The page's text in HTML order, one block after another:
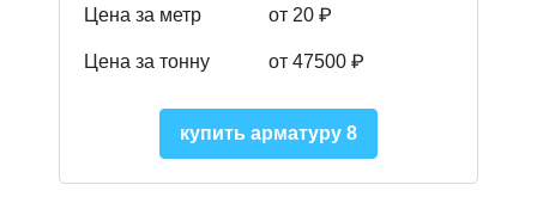
Цена за метр от 20 ₽
Цена за тонну от 47500 ₽
купить арматуру 8